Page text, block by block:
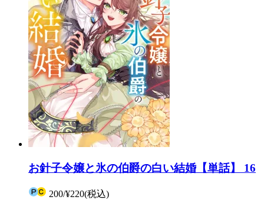
お針子令嬢と氷の伯爵の白い結婚【単話】 16
200/¥220(税込)